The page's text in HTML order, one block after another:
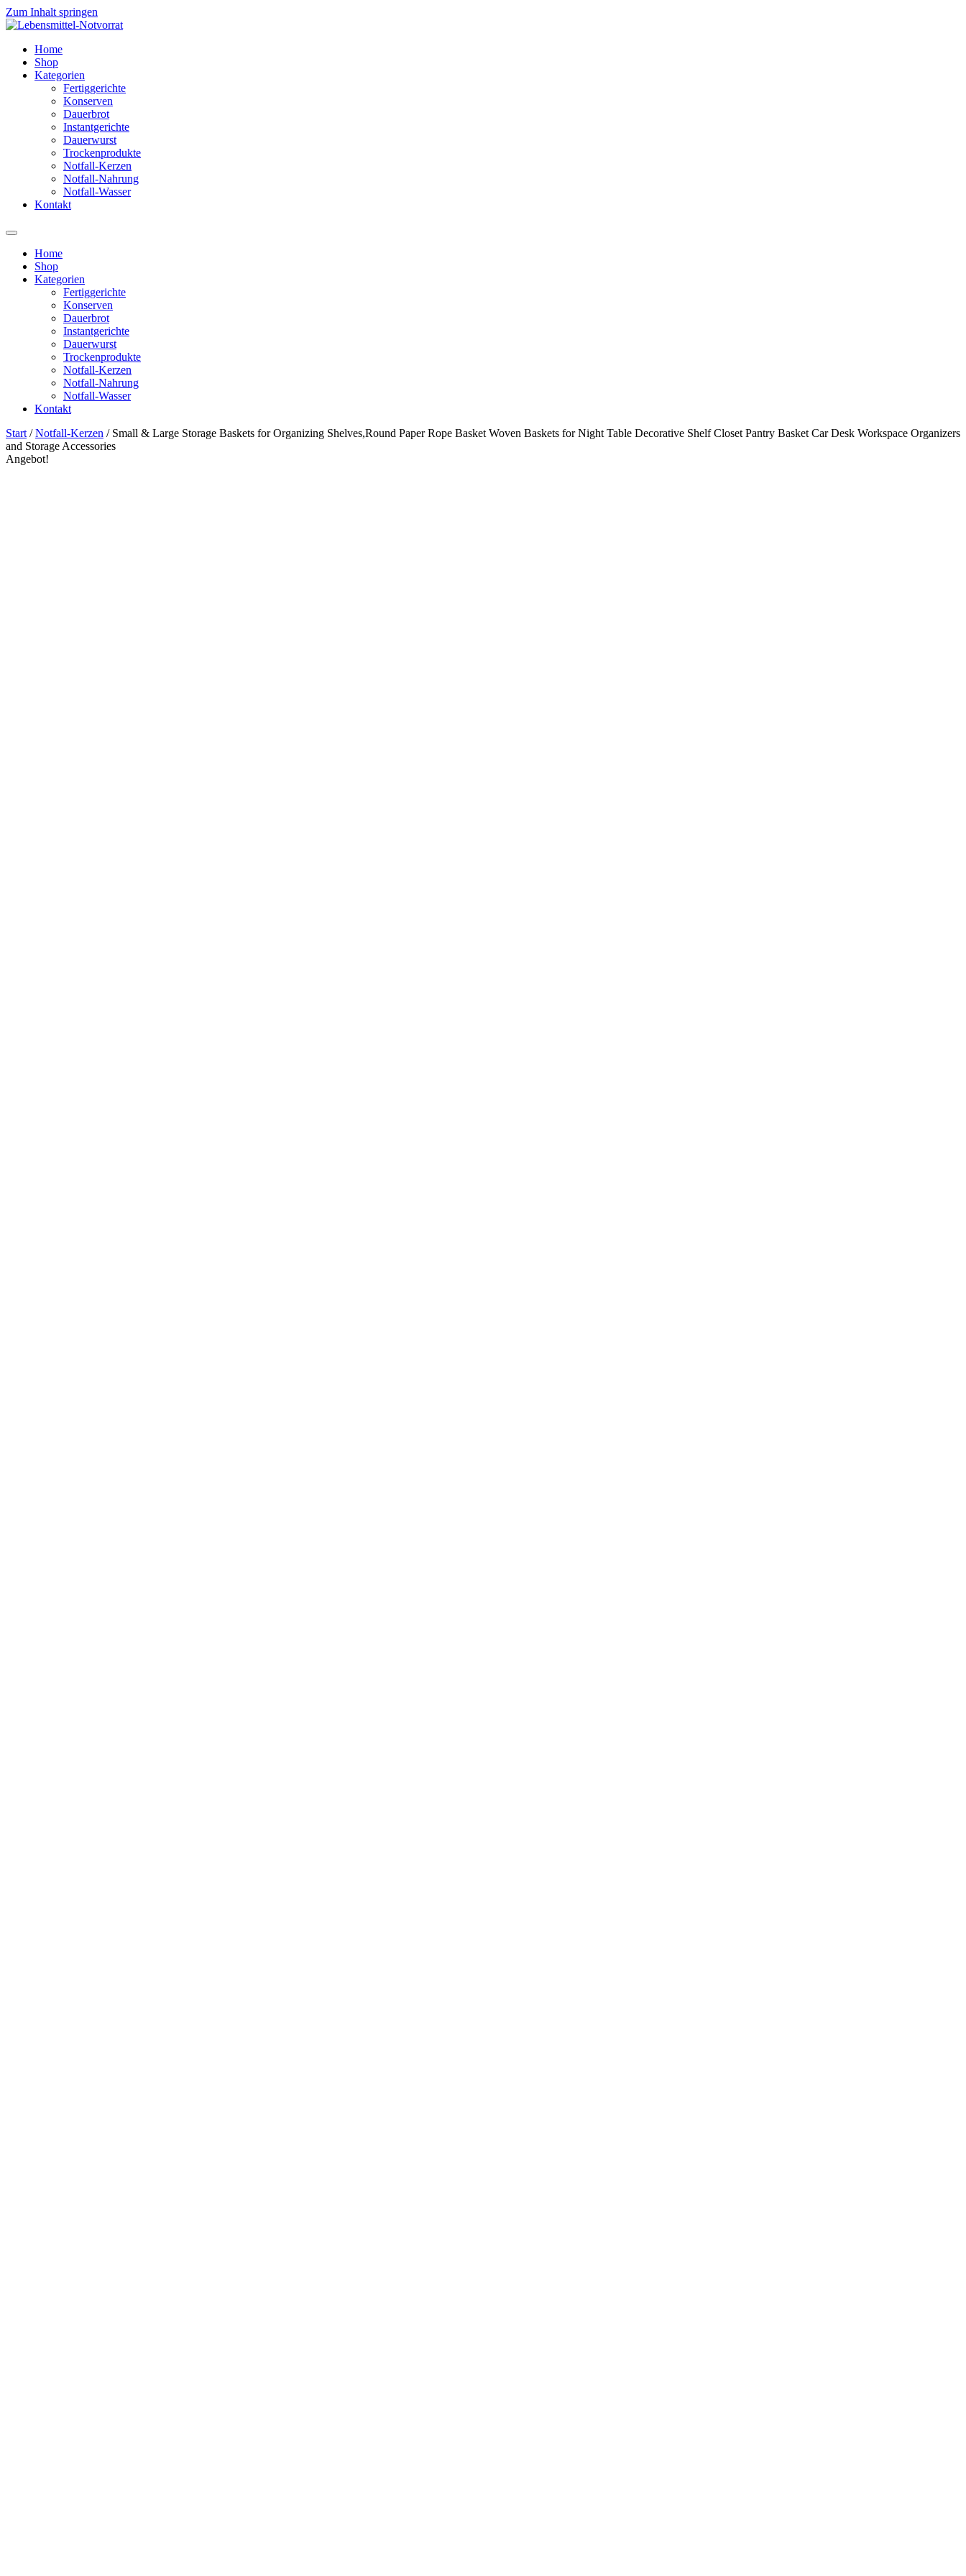
Zum Inhalt springen
Home
Shop
Kategorien
Fertiggerichte
Konserven
Dauerbrot
Instantgerichte
Dauerwurst
Trockenprodukte
Notfall-Kerzen
Notfall-Nahrung
Notfall-Wasser
Kontakt
Home
Shop
Kategorien
Fertiggerichte
Konserven
Dauerbrot
Instantgerichte
Dauerwurst
Trockenprodukte
Notfall-Kerzen
Notfall-Nahrung
Notfall-Wasser
Kontakt
Start /Notfall-Kerzen / Small & Large Storage Baskets for Organizing Shelves,Round Paper Rope Basket Woven Baskets for Night Table Decorative Shelf Closet Pantry Basket Car Desk Workspace Organizers
and Storage Accessories
Angebot!